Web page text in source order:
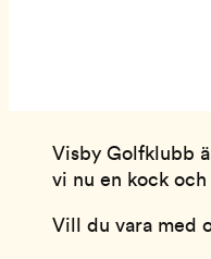
Visby Golfklubb
vi nu en kock
Vill du vara med